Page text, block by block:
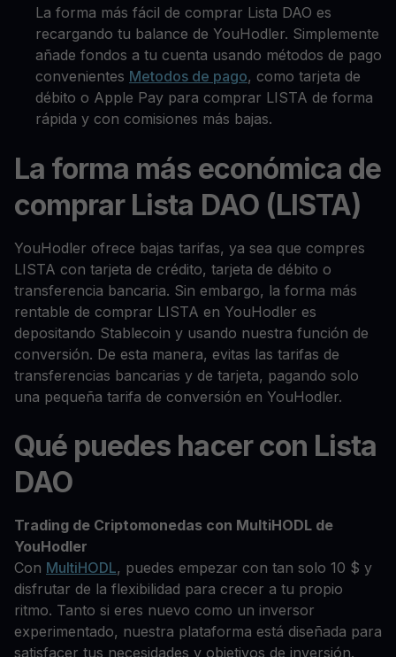
La forma más fácil de comprar Lista DAO es
recargando tu balance de YouHodler. Simplemente
añade fondos a tu cuenta usando métodos de pago
convenientes Metodos de pago, como tarjeta de
débito o Apple Pay para comprar LISTA de forma
rápida y con comisiones más bajas.
La forma más económica de
comprar Lista DAO (LISTA)
YouHodler ofrece bajas tarifas, ya sea que compres
LISTA con tarjeta de crédito, tarjeta de débito o
transferencia bancaria. Sin embargo, la forma más
rentable de comprar LISTA en YouHodler es
depositando Stablecoin y usando nuestra función de
conversión. De esta manera, evitas las tarifas de
transferencias bancarias y de tarjeta, pagando solo
una pequeña tarifa de conversión en YouHodler.
Qué puedes hacer con Lista
DAO
Trading de Criptomonedas con MultiHODL de
YouHodler
Con MultiHODL, puedes empezar con tan solo 10 $ y
disfrutar de la flexibilidad para crecer a tu propio
ritmo. Tanto si eres nuevo como un inversor
experimentado, nuestra plataforma está diseñada para
satisfacer tus necesidades y objetivos de inversión.